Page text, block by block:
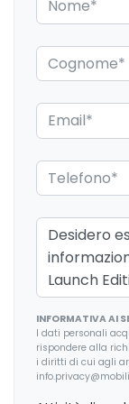
Bagagliaio
Barre portabagagli
Blind spot
Bluetooth®
Cerchi in lega
Console centrale
Controllo della
Copertura vano
Display
Fari autoadattivi
INFORMATIVA AI
I dati personali
rispondere alla
i diritti di cui agli